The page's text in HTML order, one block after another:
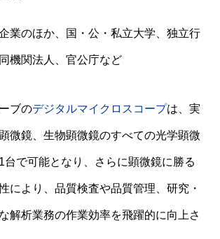
業のほか、国・公・私立大学、独立行
機関法人、官公庁など
ブのデジタルマイクロスコープは、実
微鏡、生物顕微鏡のすべての光学顕微
台で可能となり、さらに顕微鏡に勝る
により、品質検査や品質管理、研究・
解析業務の作業効率を飛躍的に向上さ